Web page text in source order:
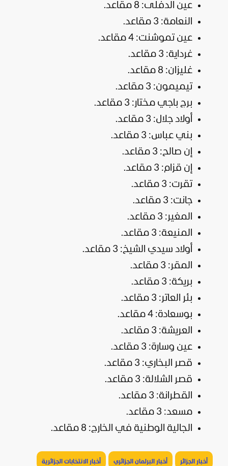
عين الدفلى: 8 مقاعد.
النعامة: 3 مقاعد.
عين تموشنت: 4 مقاعد.
غرداية: 3 مقاعد.
غليزان: 8 مقاعد.
تيميمون: 3 مقاعد.
برج باجي مختار: 3 مقاعد.
أولاد جلال: 3 مقاعد.
بني عباس: 3 مقاعد.
إن صالح: 3 مقاعد.
إن قزام: 3 مقاعد.
تقرت: 3 مقاعد.
جانت: 3 مقاعد.
المغير: 3 مقاعد.
المنيعة: 3 مقاعد.
أولاد سيدي الشيخ: 3 مقاعد.
المقر: 3 مقاعد.
بريكة: 3 مقاعد.
بئر العاتر: 3 مقاعد.
بوسعادة: 4 مقاعد.
العريشة: 3 مقاعد.
عين وسارة: 3 مقاعد.
قصر البخاري: 3 مقاعد.
قصر الشلالة: 3 مقاعد.
القطرانة: 3 مقاعد.
مسعد: 3 مقاعد.
الجالية الوطنية في الخارج: 8 مقاعد.
أخبار الجزائر أخبار البرلمان الجزائري أخبار الانتخابات الجزائرية